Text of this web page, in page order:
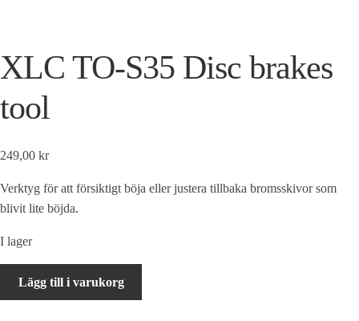
XLC TO-S35 Disc brakes
tool
249,00 kr
Verktyg för att försiktigt böja eller justera tillbaka bromsskivor som
blivit lite böjda.
I lager
Lägg till i varukorg